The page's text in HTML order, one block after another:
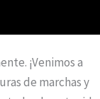
¡Venimos a
de marchas y